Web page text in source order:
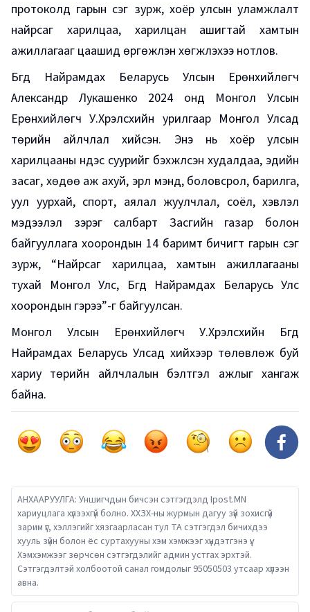
протоколд гарын үсэг зурж, хоёр улсын уламжлалт
найрсаг харилцаа, харилцан ашигтай хамтын
ажиллагааг цаашид өргөжүүлэн хөгжүүлэхээ нотлов.
Бүгд Найрамдах Беларусь Улсын Ерөнхийлөгч
Александр Лукашенко 2024 онд Монгол Улсын
Ерөнхийлөгч У.Хүрэлсүхийн урилгаар Монгол Улсад
төрийн айлчлал хийсэн. Энэ нь хоёр улсын
харилцааны үндэс суурийг бэхжүүлсэн худалдаа, эдийн
засаг, хөдөө аж ахуй, эрүүл мэнд, боловсрол, барилга,
уул уурхай, спорт, аялал жуулчлал, соёл, хэвлэл
мэдээлэл зэрэг салбарт Засгийн газар болон
байгууллага хоорондын 14 баримт бичигт гарын үсэг
зурж, “Найрсаг харилцаа, хамтын ажиллагааны
тухай Монгол Улс, Бүгд Найрамдах Беларусь Улс
хоорондын гэрээ”-г байгуулсан.
Монгол Улсын Ерөнхийлөгч У.Хүрэлсүхийн Бүгд
Найрамдах Беларусь Улсад хийхээр төлөвлөж буй
хариу төрийн айлчлалын бэлтгэл ажлыг хангаж
байна.
АНХААРУУЛГА: Уншигчдын бичсэн сэтгэгдэлд Ipost.MN
хариуцлага хүлээхгүй болно. ХХЗХ-ны журмын дагуу зүй зохисгүй
зарим үг, хэллэгийг хязгаарласан тул ТА сэтгэгдэл бичихдээ
хууль зүйн болон ёс суртахууны хэм хэмжээг хүндэтгэнэ үү.
Хэмхэмжээг зөрчсөн сэтгэгдэлийг админ устгах эрхтэй.
Сэтгэгдэлтэй холбоотой санал гомдолыг 95050503 утсаар хүлээн
авна.